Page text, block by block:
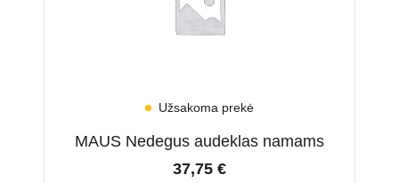
Užsakoma prekė
MAUS Nedegus audeklas namams
37,75 €